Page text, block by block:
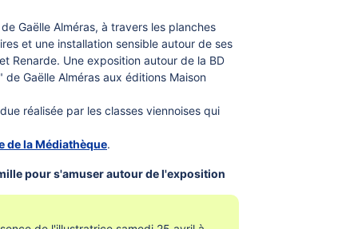
Gaëlle Alméras, à travers les planches
et une installation sensible autour de ses
Renarde. Une exposition autour de la BD
Gaëlle Alméras aux éditions Maison
réalisée par les classes viennoises qui
de la Médiathèque.
pour s'amuser autour de l'exposition